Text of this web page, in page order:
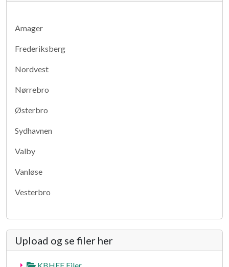
Amager
Frederiksberg
Nordvest
Nørrebro
Østerbro
Sydhavnen
Valby
Vanløse
Vesterbro
Upload og se filer her